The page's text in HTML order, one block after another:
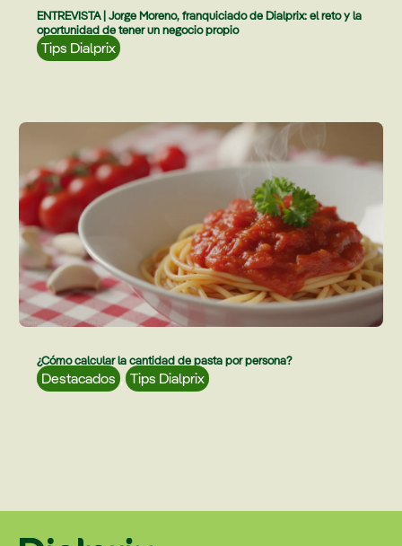
ENTREVISTA | Jorge Moreno, franquiciado de Dialprix: el reto y la
oportunidad de tener un negocio propio
Tips Dialprix
¿Cómo calcular la cantidad de pasta por persona?
Destacados , Tips Dialprix